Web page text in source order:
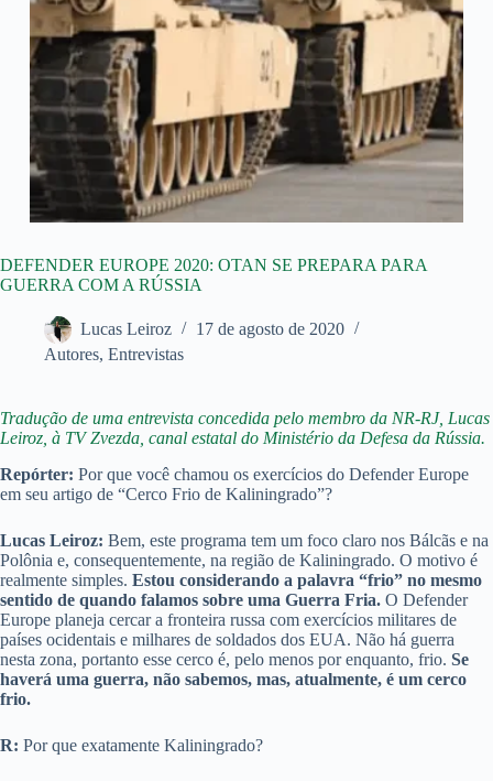
DEFENDER EUROPE 2020: OTAN SE PREPARA PARA
GUERRA COM A RÚSSIA
Lucas Leiroz
17 de agosto de 2020
Autores, Entrevistas
Tradução de uma entrevista concedida pelo membro da NR-RJ, Lucas
Leiroz, à TV Zvezda, canal estatal do Ministério da Defesa da Rússia.
Repórter: Por que você chamou os exercícios do Defender Europe
em seu artigo de “Cerco Frio de Kaliningrado”?
Lucas Leiroz: Bem, este programa tem um foco claro nos Bálcãs e na
Polônia e, consequentemente, na região de Kaliningrado. O motivo é
realmente simples. Estou considerando a palavra “frio” no mesmo
sentido de quando falamos sobre uma Guerra Fria. O Defender
Europe planeja cercar a fronteira russa com exercícios militares de
países ocidentais e milhares de soldados dos EUA. Não há guerra
nesta zona, portanto esse cerco é, pelo menos por enquanto, frio. Se
haverá uma guerra, não sabemos, mas, atualmente, é um cerco
frio.
R: Por que exatamente Kaliningrado?